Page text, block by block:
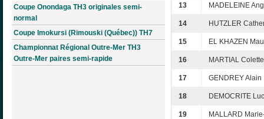
Coupe Onondaga TH3 originales semi-
normal
Coupe Imokursi (Rimouski (Québec)) TH7
Championnat Régional Outre-Mer TH3
Outre-Mer paires semi-rapide
13 MADELEINE
14 HUTZLER
15 EL KHAZEN
16 MARTIAL Colette
17 GENDREY Alain
18 DEMOCRITE
19 MALLARD